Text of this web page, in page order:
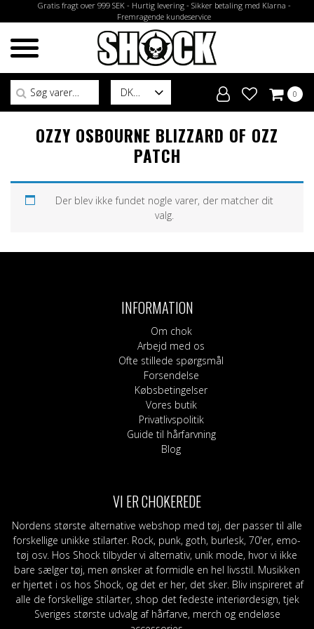
Gratis fragt over 999 SEK - Hurtig levering - Sikker betaling med Klarna -
Fremragende kundeservice
DK
Søg efter:
0
OZZY OSBOURNE BLIZZARD OF OZZ
PATCH
Der blev ikke fundet nogle varer, der matcher dit
valg.
INFORMATION
Om chok
Arbejd med os
Ofte stillede spørgsmål
Forsendelse
Købsbetingelser
Vores butik
Privatlivspolitik
Guide til hårfarvning
Blog
VI ER CHOKEREDE
Nordens største alternative webshop med tøj, der passer til alle
forskellige unikke stilarter. Rock, punk, goth, burlesk, 70'er, emo-
tøj osv. Hos Shock tilbyder vi alternativ, unik mode, hvor vi ikke
bare sælger tøj, men ønsker at formidle en hel livsstil. Musikken
er hjertet i os hos Shock, og det er her, det sker. Bliv inspireret af
alle de forskellige stilarter, shop det fedeste interiørdesign, tjek
Sveriges største udvalg af hårfarve, merch og endeløse